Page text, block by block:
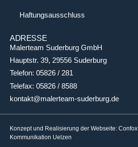
Haftungsausschluss
ADRESSE
Malerteam Suderburg GmbH
Hauptstr. 39, 29556 Suderburg
Telefon: 05826 / 281
Telefax: 05826 / 8588
kontakt@malerteam-suderburg.de
Konzept und Realisierung der Webseite: Confox
Kommunikation Uelzen